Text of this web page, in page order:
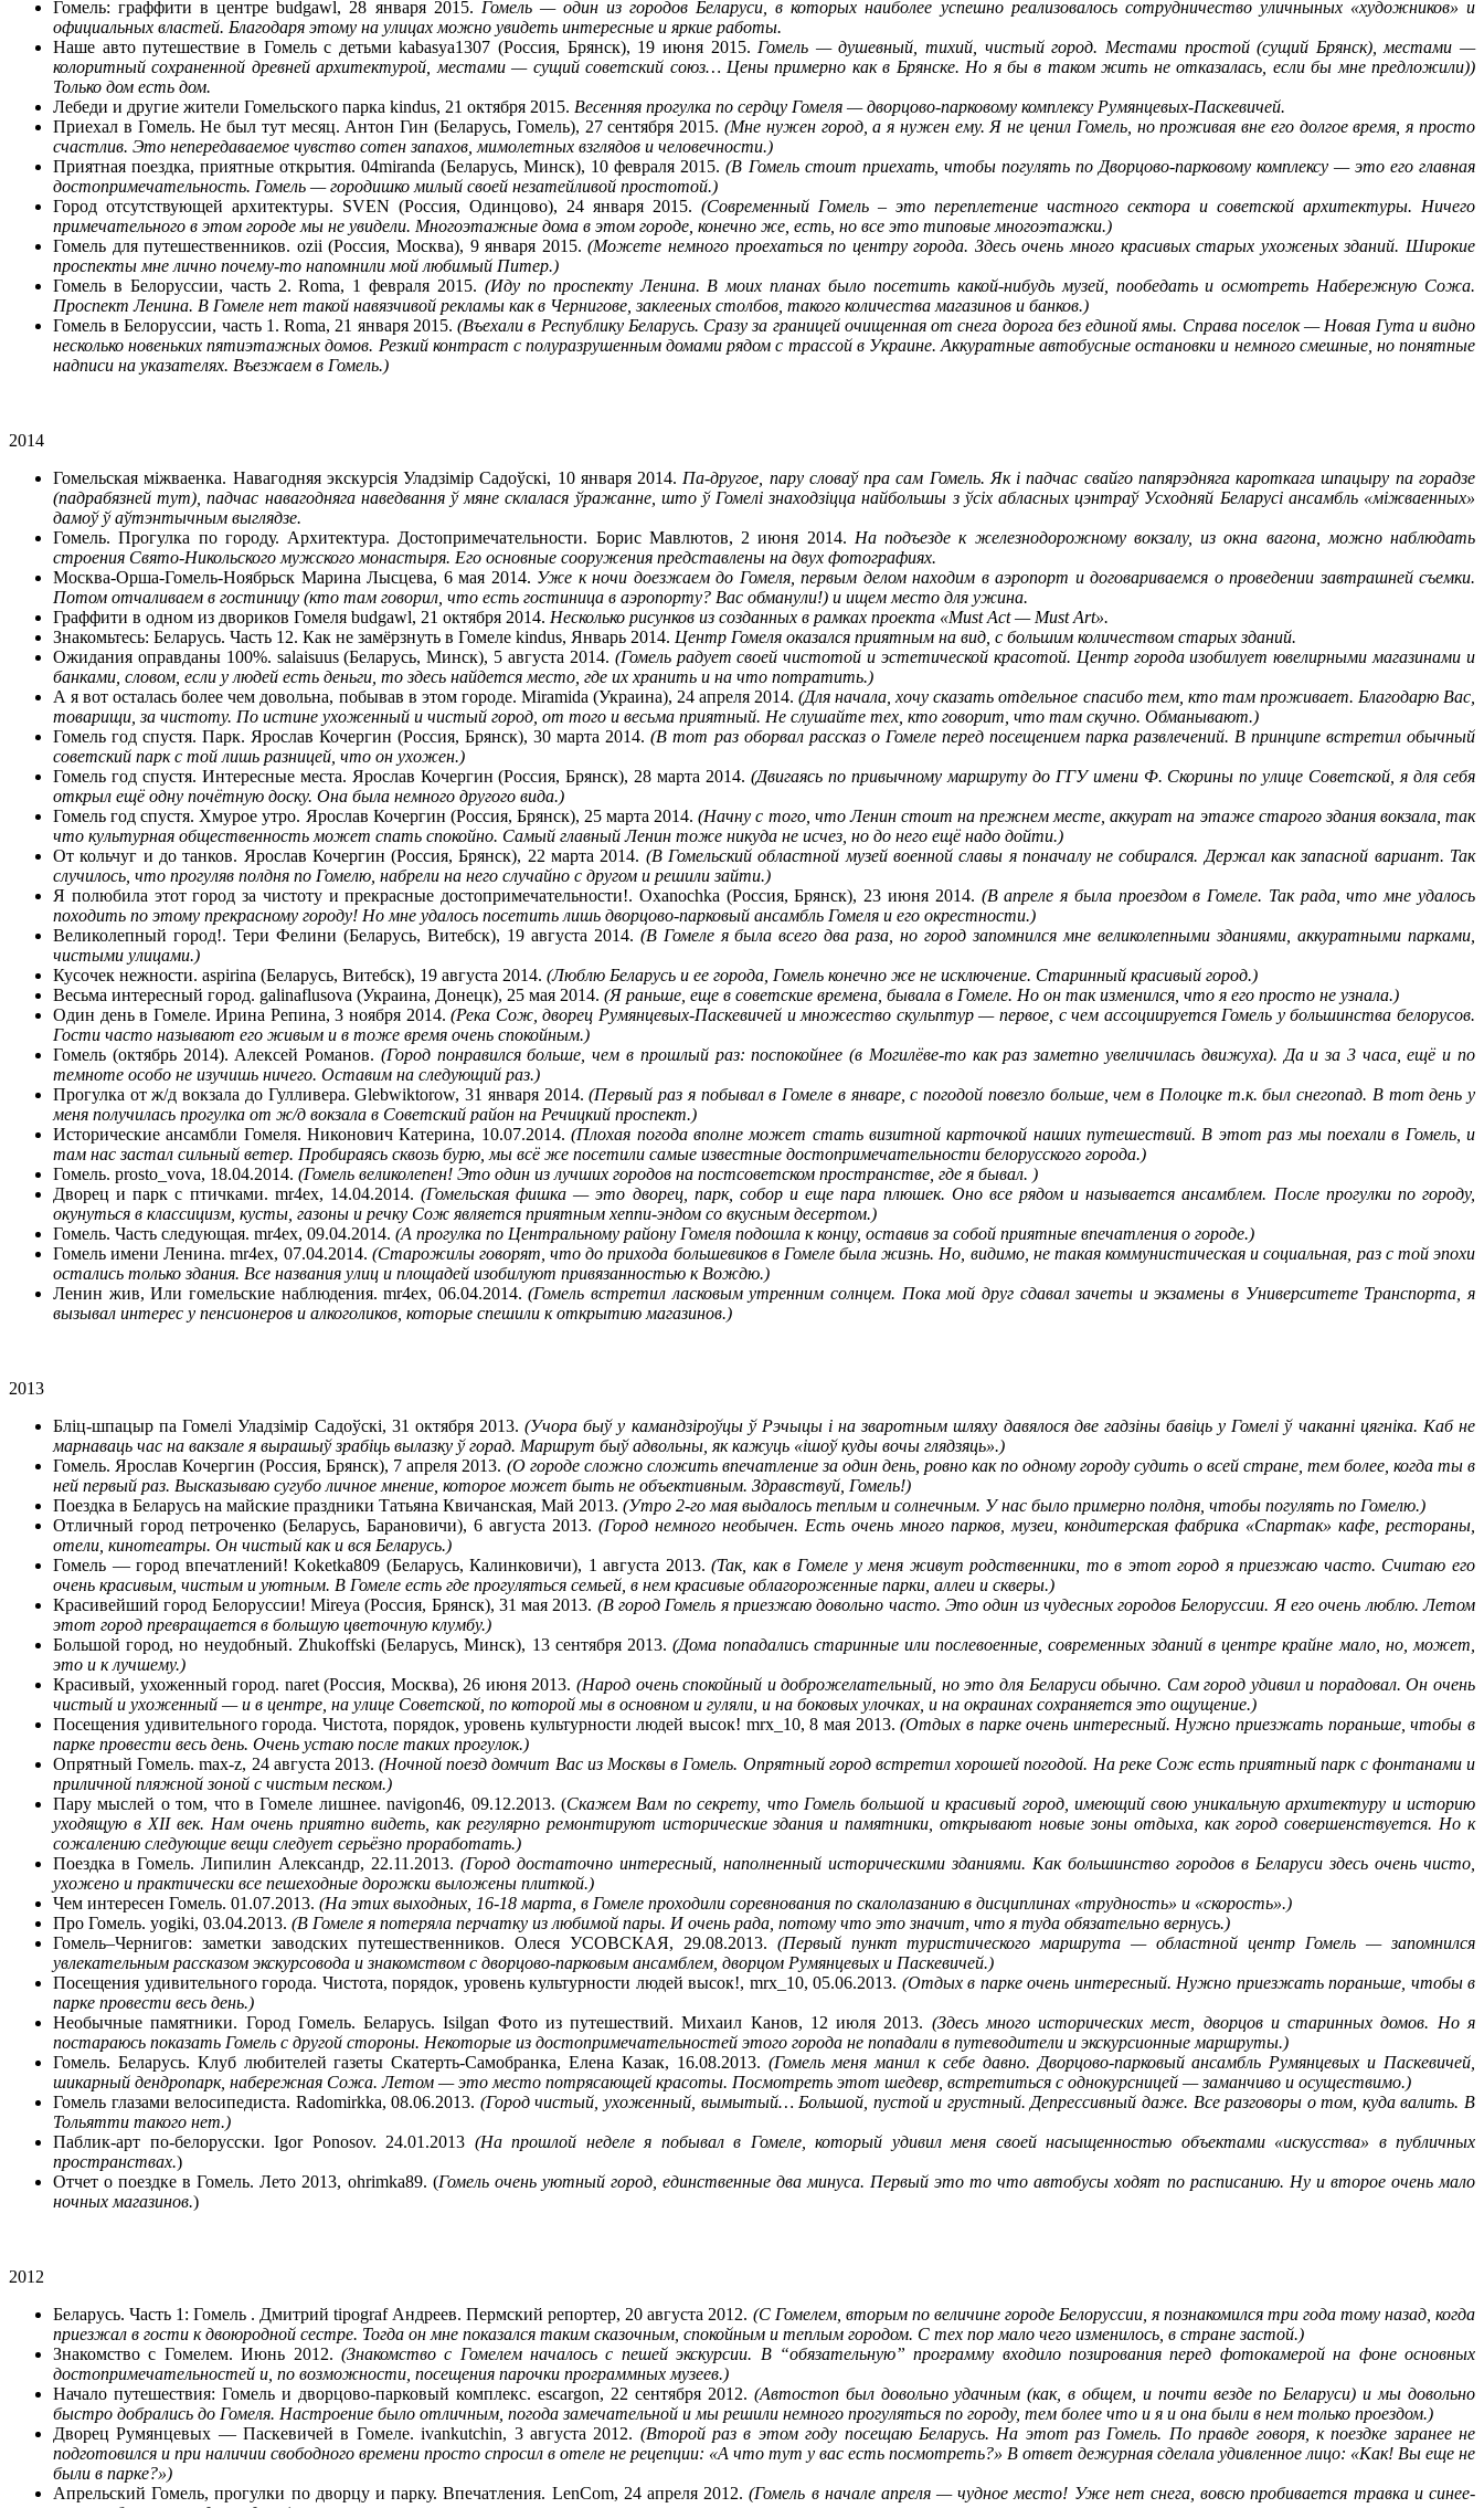
Гомель: граффити в центре budgawl, 28 января 2015. Гомель — один из городов Беларуси, в которых наиболее успешно реализовалось сотрудничество уличныных «художников» и
официальных властей. Благодаря этому на улицах можно увидеть интересные и яркие работы.
Наше авто путешествие в Гомель с детьми kabasya1307 (Россия, Брянск), 19 июня 2015. Гомель — душевный, тихий, чистый город. Местами простой (сущий Брянск), местами —
колоритный сохраненной древней архитектурой, местами — сущий советский союз… Цены примерно как в Брянске. Но я бы в таком жить не отказалась, если бы мне предложили))
Только дом есть дом.
Лебеди и другие жители Гомельского парка kindus, 21 октября 2015. Весенняя прогулка по сердцу Гомеля — дворцово-парковому комплексу Румянцевых-Паскевичей.
Приехал в Гомель. Не был тут месяц. Антон Гин (Беларусь, Гомель), 27 сентября 2015. (Мне нужен город, а я нужен ему. Я не ценил Гомель, но проживая вне его долгое время, я просто
счастлив. Это непередаваемое чувство сотен запахов, мимолетных взглядов и человечности.)
Приятная поездка, приятные открытия. 04miranda (Беларусь, Минск), 10 февраля 2015.(В Гомель стоит приехать, чтобы погулять по Дворцово-парковому комплексу — это его главная
достопримечательность. Гомель — городишко милый своей незатейливой простотой.)
Город отсутствующей архитектуры. SVEN (Россия, Одинцово), 24 января 2015. (Современный Гомель – это переплетение частного сектора и советской архитектуры. Ничего
примечательного в этом городе мы не увидели. Многоэтажные дома в этом городе, конечно же, есть, но все это типовые многоэтажки.)
Гомель для путешественников. ozii (Россия, Москва), 9 января 2015.(Можете немного проехаться по центру города. Здесь очень много красивых старых ухоженых зданий. Широкие
проспекты мне лично почему-то напомнили мой любимый Питер.)
Гомель в Белоруссии, часть 2. Roma, 1 февраля 2015. (Иду по проспекту Ленина. В моих планах было посетить какой-нибудь музей, пообедать и осмотреть Набережную Сожа.
Проспект Ленина. В Гомеле нет такой навязчивой рекламы как в Чернигове, заклееных столбов, такого количества магазинов и банков.)
Гомель в Белоруссии, часть 1. Roma, 21 января 2015.(Въехали в Республику Беларусь. Сразу за границей очищенная от снега дорога без единой ямы. Справа поселок — Новая Гута и видно
несколько новеньких пятиэтажных домов. Резкий контраст с полуразрушенным домами рядом с трассой в Украине. Аккуратные автобусные остановки и немного смешные, но понятные
надписи на указателях. Въезжаем в Гомель.)
2014
Гомельская міжваенка. Навагодняя экскурсія Уладзімір Садоўскі, 10 января 2014. Па-другое, пару словаў пра сам Гомель. Як і падчас свайго папярэдняга кароткага шпацыру па горадзе
(падрабязней тут), падчас навагодняга наведвання ў мяне склалася ўражанне, што ў Гомелі знаходзіцца найбольшы з ўсіх абласных цэнтраў Усходняй Беларусі ансамбль «міжваенных»
дамоў ў аўтэнтычным выглядзе.
Гомель. Прогулка по городу. Архитектура. Достопримечательности. Борис Мавлютов, 2 июня 2014. На подъезде к железнодорожному вокзалу, из окна вагона, можно наблюдать
строения Свято-Никольского мужского монастыря. Его основные сооружения представлены на двух фотографиях.
Москва-Орша-Гомель-Ноябрьск Марина Лысцева, 6 мая 2014. Уже к ночи доезжаем до Гомеля, первым делом находим в аэропорт и договариваемся о проведении завтрашней съемки.
Потом отчаливаем в гостиницу (кто там говорил, что есть гостиница в аэропорту? Вас обманули!) и ищем место для ужина.
Граффити в одном из двориков Гомеля budgawl, 21 октября 2014. Несколько рисунков из созданных в рамках проекта «Must Act — Must Art».
Знакомьтесь: Беларусь. Часть 12. Как не замёрзнуть в Гомеле kindus, Январь 2014. Центр Гомеля оказался приятным на вид, с большим количеством старых зданий.
Ожидания оправданы 100%. salaisuus (Беларусь, Минск), 5 августа 2014. (Гомель радует своей чистотой и эстетической красотой. Центр города изобилует ювелирными магазинами и
банками, словом, если у людей есть деньги, то здесь найдется место, где их хранить и на что потратить.)
А я вот осталась более чем довольна, побывав в этом городе. Miramida (Украина), 24 апреля 2014.(Для начала, хочу сказать отдельное спасибо тем, кто там проживает. Благодарю Вас,
товарищи, за чистоту. По истине ухоженный и чистый город, от того и весьма приятный. Не слушайте тех, кто говорит, что там скучно. Обманывают.)
Гомель год спустя. Парк. Ярослав Кочергин (Россия, Брянск), 30 марта 2014.(В тот раз оборвал рассказ о Гомеле перед посещением парка развлечений. В принципе встретил обычный
советский парк с той лишь разницей, что он ухожен.)
Гомель год спустя. Интересные места. Ярослав Кочергин (Россия, Брянск), 28 марта 2014.(Двигаясь по привычному маршруту до ГГУ имени Ф. Скорины по улице Советской, я для себя
открыл ещё одну почётную доску. Она была немного другого вида.)
Гомель год спустя. Хмурое утро. Ярослав Кочергин (Россия, Брянск), 25 марта 2014.(Начну с того, что Ленин стоит на прежнем месте, аккурат на этаже старого здания вокзала, так
что культурная общественность может спать спокойно. Самый главный Ленин тоже никуда не исчез, но до него ещё надо дойти.)
От кольчуг и до танков. Ярослав Кочергин (Россия, Брянск), 22 марта 2014. (В Гомельский областной музей военной славы я поначалу не собирался. Держал как запасной вариант. Так
случилось, что прогуляв полдня по Гомелю, набрели на него случайно с другом и решили зайти.)
Я полюбила этот город за чистоту и прекрасные достопримечательности!. Oxanochka (Россия, Брянск), 23 июня 2014. (В апреле я была проездом в Гомеле. Так рада, что мне удалось
походить по этому прекрасному городу! Но мне удалось посетить лишь дворцово-парковый ансамбль Гомеля и его окрестности.)
Великолепный город!. Тери Фелини (Беларусь, Витебск), 19 августа 2014. (В Гомеле я была всего два раза, но город запомнился мне великолепными зданиями, аккуратными парками,
чистыми улицами.)
Кусочек нежности. aspirina (Беларусь, Витебск), 19 августа 2014. (Люблю Беларусь и ее города, Гомель конечно же не исключение. Старинный красивый город.)
Весьма интересный город. galinaflusova (Украина, Донецк), 25 мая 2014. (Я раньше, еще в советские времена, бывала в Гомеле. Но он так изменился, что я его просто не узнала.)
Один день в Гомеле. Ирина Репина, 3 ноября 2014.(Река Сож, дворец Румянцевых-Паскевичей и множество скульптур — первое, с чем ассоциируется Гомель у большинства белорусов.
Гости часто называют его живым и в тоже время очень спокойным.)
Гомель (октябрь 2014). Алексей Романов. (Город понравился больше, чем в прошлый раз: поспокойнее (в Могилёве-то как раз заметно увеличилась движуха). Да и за 3 часа, ещё и по
темноте особо не изучишь ничего. Оставим на следующий раз.)
Прогулка от ж/д вокзала до Гулливера. Glebwiktorow, 31 января 2014.(Первый раз я побывал в Гомеле в январе, с погодой повезло больше, чем в Полоцке т.к. был снегопад. В тот день у
меня получилась прогулка от ж/д вокзала в Советский район на Речицкий проспект.)
Исторические ансамбли Гомеля. Никонович Катерина, 10.07.2014.(Плохая погода вполне может стать визитной карточкой наших путешествий. В этот раз мы поехали в Гомель, и
там нас застал сильный ветер. Пробираясь сквозь бурю, мы всё же посетили самые известные достопримечательности белорусского города.)
Гомель. prosto_vova, 18.04.2014. (Гомель великолепен! Это один из лучших городов на постсоветском пространстве, где я бывал. )
Дворец и парк с птичками. mr4ex, 14.04.2014.(Гомельская фишка — это дворец, парк, собор и еще пара плюшек. Оно все рядом и называется ансамблем. После прогулки по городу,
окунуться в классицизм, кусты, газоны и речку Сож является приятным хеппи-эндом со вкусным десертом.)
Гомель. Часть следующая. mr4ex, 09.04.2014. (А прогулка по Центральному району Гомеля подошла к концу, оставив за собой приятные впечатления о городе.)
Гомель имени Ленина. mr4ex, 07.04.2014. (Старожилы говорят, что до прихода большевиков в Гомеле была жизнь. Но, видимо, не такая коммунистическая и социальная, раз с той эпохи
остались только здания. Все названия улиц и площадей изобилуют привязанностью к Вождю.)
Ленин жив, Или гомельские наблюдения. mr4ex, 06.04.2014.(Гомель встретил ласковым утренним солнцем. Пока мой друг сдавал зачеты и экзамены в Университете Транспорта, я
вызывал интерес у пенсионеров и алкоголиков, которые спешили к открытию магазинов.)
2013
Бліц-шпацыр па Гомелі Уладзімір Садоўскі, 31 октября 2013.(Учора быў у камандзіроўцы ў Рэчыцы і на зваротным шляху давялося две гадзіны бавіць у Гомелі ў чаканні цягніка. Каб не
марнаваць час на вакзале я вырашыў зрабіць вылазку ў горад. Маршрут быў адвольны, як кажуць «ішоў куды вочы глядзяць».)
Гомель. Ярослав Кочергин (Россия, Брянск), 7 апреля 2013. (О городе сложно сложить впечатление за один день, ровно как по одному городу судить о всей стране, тем более, когда ты в
ней первый раз. Высказываю сугубо личное мнение, которое может быть не объективным. Здравствуй, Гомель!)
Поездка в Беларусь на майские праздники Татьяна Квичанская, Май 2013. (Утро 2-го мая выдалось теплым и солнечным. У нас было примерно полдня, чтобы погулять по Гомелю.)
Отличный город петроченко (Беларусь, Барановичи), 6 августа 2013. (Город немного необычен. Есть очень много парков, музеи, кондитерская фабрика «Спартак» кафе, рестораны,
отели, кинотеатры. Он чистый как и вся Беларусь.)
Гомель — город впечатлений! Koketka809 (Беларусь, Калинковичи), 1 августа 2013.(Так, как в Гомеле у меня живут родственники, то в этот город я приезжаю часто. Считаю его
очень красивым, чистым и уютным. В Гомеле есть где прогуляться семьей, в нем красивые облагороженные парки, аллеи и скверы.)
Красивейший город Белоруссии! Mireya (Россия, Брянск), 31 мая 2013. (В город Гомель я приезжаю довольно часто. Это один из чудесных городов Белоруссии. Я его очень люблю. Летом
этот город превращается в большую цветочную клумбу.)
Большой город, но неудобный. Zhukoffski (Беларусь, Минск), 13 сентября 2013.(Дома попадались старинные или послевоенные, современных зданий в центре крайне мало, но, может,
это и к лучшему.)
Красивый, ухоженный город. naret (Россия, Москва), 26 июня 2013.(Народ очень спокойный и доброжелательный, но это для Беларуси обычно. Сам город удивил и порадовал. Он очень
чистый и ухоженный — и в центре, на улице Советской, по которой мы в основном и гуляли, и на боковых улочках, и на окраинах сохраняется это ощущение.)
Посещения удивительного города. Чистота, порядок, уровень культурности людей высок! mrx_10, 8 мая 2013.(Отдых в парке очень интересный. Нужно приезжать пораньше, чтобы в
парке провести весь день. Очень устаю после таких прогулок.)
Опрятный Гомель. max-z, 24 августа 2013.(Ночной поезд домчит Вас из Москвы в Гомель. Опрятный город встретил хорошей погодой. На реке Сож есть приятный парк с фонтанами и
приличной пляжной зоной с чистым песком.)
Пару мыслей о том, что в Гомеле лишнее. navigon46, 09.12.2013. (Скажем Вам по секрету, что Гомель большой и красивый город, имеющий свою уникальную архитектуру и историю
уходящую в XII век. Нам очень приятно видеть, как регулярно ремонтируют исторические здания и памятники, открывают новые зоны отдыха, как город совершенствуется. Но к
сожалению следующие вещи следует серьёзно проработать.)
Поездка в Гомель. Липилин Александр, 22.11.2013. (Город достаточно интересный, наполненный историческими зданиями. Как большинство городов в Беларуси здесь очень чисто,
ухожено и практически все пешеходные дорожки выложены плиткой.)
Чем интересен Гомель. 01.07.2013. (На этих выходных, 16-18 марта, в Гомеле проходили соревнования по скалолазанию в дисциплинах «трудность» и «скорость».)
Про Гомель. yogiki, 03.04.2013. (В Гомеле я потеряла перчатку из любимой пары. И очень рада, потому что это значит, что я туда обязательно вернусь.)
Гомель–Чернигов: заметки заводских путешественников. Олеся УСОВСКАЯ, 29.08.2013. (Первый пункт туристического маршрута — областной центр Гомель — запомнился
увлекательным рассказом экскурсовода и знакомством с дворцово-парковым ансамблем, дворцом Румянцевых и Паскевичей.)
Посещения удивительного города. Чистота, порядок, уровень культурности людей высок!, mrx_10, 05.06.2013. (Отдых в парке очень интересный. Нужно приезжать пораньше, чтобы в
парке провести весь день.)
Необычные памятники. Город Гомель. Беларусь. Isilgan Фото из путешествий. Михаил Канов, 12 июля 2013. (Здесь много исторических мест, дворцов и старинных домов. Но я
постараюсь показать Гомель с другой стороны. Некоторые из достопримечательностей этого города не попадали в путеводители и экскурсионные маршруты.)
Гомель. Беларусь. Клуб любителей газеты Скатерть-Самобранка, Елена Казак, 16.08.2013. (Гомель меня манил к себе давно. Дворцово-парковый ансамбль Румянцевых и Паскевичей,
шикарный дендропарк, набережная Сожа. Летом — это место потрясающей красоты. Посмотреть этот шедевр, встретиться с однокурсницей — заманчиво и осуществимо.)
Гомель глазами велосипедиста. Radomirkka, 08.06.2013. (Город чистый, ухоженный, вымытый… Большой, пустой и грустный. Депрессивный даже. Все разговоры о том, куда валить. В
Тольятти такого нет.)
Паблик-арт по-белорусски. Igor Ponosov. 24.01.2013 (На прошлой неделе я побывал в Гомеле, который удивил меня своей насыщенностью объектами «искусства» в публичных
пространствах.)
Отчет о поездке в Гомель. Лето 2013, ohrimka89. (Гомель очень уютный город, единственные два минуса. Первый это то что автобусы ходят по расписанию. Ну и второе очень мало
ночных магазинов.)
2012
Беларусь. Часть 1: Гомель . Дмитрий tipograf Андреев. Пермский репортер, 20 августа 2012. (С Гомелем, вторым по величине городе Белоруссии, я познакомился три года тому назад, когда
приезжал в гости к двоюродной сестре. Тогда он мне показался таким сказочным, спокойным и теплым городом. С тех пор мало чего изменилось, в стране застой.)
Знакомство с Гомелем. Июнь 2012. (Знакомство с Гомелем началось с пешей экскурсии. В “обязательную” программу входило позирования перед фотокамерой на фоне основных
достопримечательностей и, по возможности, посещения парочки программных музеев.)
Начало путешествия: Гомель и дворцово-парковый комплекс. escargon, 22 сентября 2012. (Автостоп был довольно удачным (как, в общем, и почти везде по Беларуси) и мы довольно
быстро добрались до Гомеля. Настроение было отличным, погода замечательной и мы решили немного прогуляться по городу, тем более что и я и она были в нем только проездом.)
Дворец Румянцевых — Паскевичей в Гомеле. ivankutchin, 3 августа 2012. (Второй раз в этом году посещаю Беларусь. На этот раз Гомель. По правде говоря, к поездке заранее не
подготовился и при наличии свободного времени просто спросил в отеле не рецепции: «А что тут у вас есть посмотреть?» В ответ дежурная сделала удивленное лицо: «Как! Вы еще не
были в парке?»)
Апрельский Гомель, прогулки по дворцу и парку. Впечатления. LenCom, 24 апреля 2012.(Гомель в начале апреля — чудное место! Уже нет снега, вовсю пробивается травка и синее-